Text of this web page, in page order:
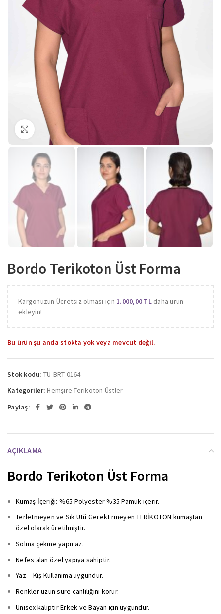
Büyütmek için tıklayın
Bordo Terikoton Üst Forma
Kargonuzun Ücretsiz olması için 1.000,00 TLdaha ürün
ekleyin!
Bu ürün şu anda stokta yok veya mevcut değil.
Stok kodu: TU-BRT-0164
Kategoriler: Hemşire Terikoton Üstler
Paylaş:
AÇIKLAMA
Bordo Terikoton Üst Forma
Kumaş İçeriği: %65 Polyester %35 Pamuk içerir.
Terletmeyen ve Sık Ütü Gerektirmeyen TERİKOTON kumaştan
özel olarak üretilmiştir.
Solma çekme yapmaz.
Nefes alan özel yapıya sahiptir.
Yaz – Kış Kullanıma uygundur.
Renkler uzun süre canlılığını korur.
Unisex kalıptır Erkek ve Bayan için uygundur.